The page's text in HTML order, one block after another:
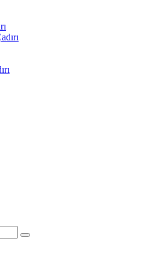
Search